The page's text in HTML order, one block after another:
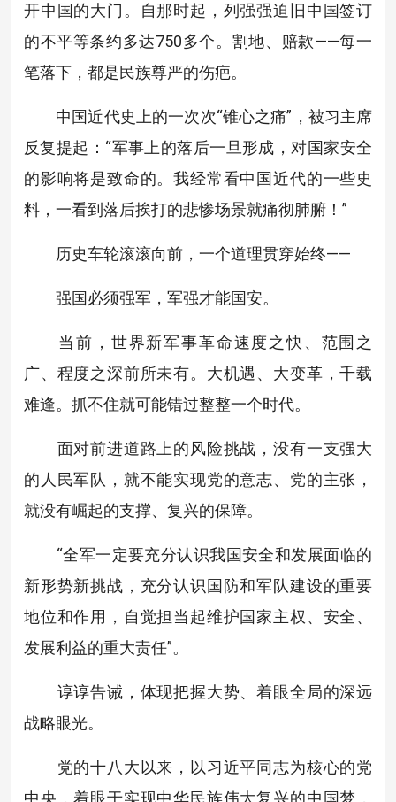
开中国的大门。自那时起，列强强迫旧中国签订
的不平等条约多达750多个。割地、赔款——每一
笔落下，都是民族尊严的伤疤。
中国近代史上的一次次“锥心之痛”，被习主席
反复提起：“军事上的落后一旦形成，对国家安全
的影响将是致命的。我经常看中国近代的一些史
料，一看到落后挨打的悲惨场景就痛彻肺腑！”
历史车轮滚滚向前，一个道理贯穿始终——
强国必须强军，军强才能国安。
当前，世界新军事革命速度之快、范围之
广、程度之深前所未有。大机遇、大变革，千载
难逢。抓不住就可能错过整整一个时代。
面对前进道路上的风险挑战，没有一支强大
的人民军队，就不能实现党的意志、党的主张，
就没有崛起的支撑、复兴的保障。
“全军一定要充分认识我国安全和发展面临的
新形势新挑战，充分认识国防和军队建设的重要
地位和作用，自觉担当起维护国家主权、安全、
发展利益的重大责任”。
谆谆告诫，体现把握大势、着眼全局的深远
战略眼光。
党的十八大以来，以习近平同志为核心的党
中央，着眼于实现中华民族伟大复兴的中国梦，